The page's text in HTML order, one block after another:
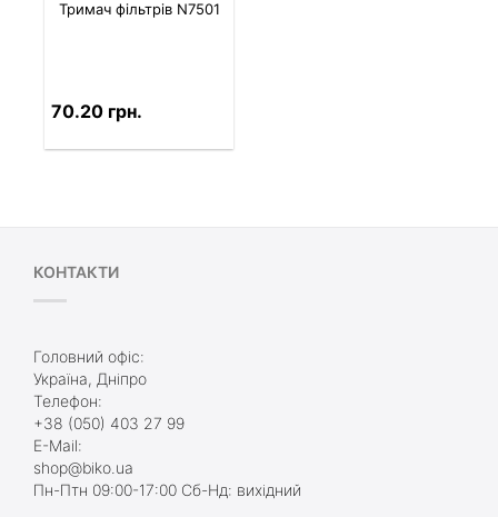
Тримач фільтрів N7501
70.20 грн.
КОНТАКТИ
Головний офіс:
Україна, Дніпро
Телефон:
+38 (050) 403 27 99
E-Mail:
shop@biko.ua
Пн-Птн 09:00-17:00 Сб-Нд: вихідний